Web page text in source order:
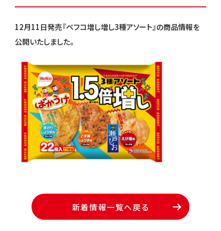
12月11日発売『ベフコ増し増し3種アソート』の商品情報を
公開いたしました。
新着情報一覧へ戻る